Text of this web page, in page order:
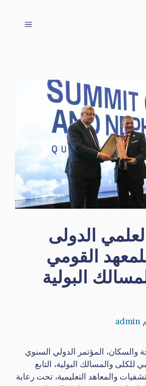
القائمة
الدولى
القومي
البولية
admin
والسكان، المؤتمر الدولي السنوي
للكلى والمسالك البولية، التابع
والمعاهد التعليمية، تحت رعاية